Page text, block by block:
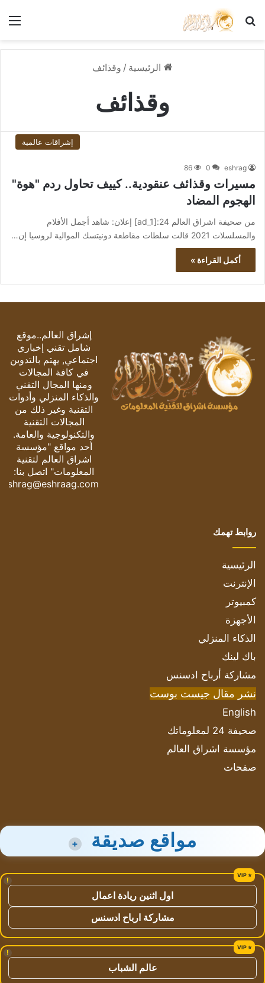
بحث عن
الرئيسية / وقذائف
وقذائف
إشراقات عالمية
eshrag
0
86
مسيرات وقذائف عنقودية.. كييف تحاول ردم "هوة"
الهجوم المضاد
من صحيفة اشراق العالم 24:[ad_1] إعلان: شاهد أجمل الأفلام
والمسلسلات 2021 قالت سلطات مقاطعة دونيتسك الموالية لروسيا إن…
أكمل القراءة »
إشراق العالم..موقع
شامل تقني إخباري
اجتماعي, يهتم بالتدوين
في كافة المجالات
ومنها المجال التقني
والذكاء المنزلي وأدوات
التقنية وغير ذلك من
المجالات التقنية
والتكنولوجية والعامة.
أحد مواقع "مؤسسة
اشراق العالم لتقنية
المعلومات" اتصل بنا:
eshrag@eshraag.com
روابط تهمك
الرئيسية
الإنترنت
كمبيوتر
الأجهزة
الذكاء المنزلي
باك لينك
مشاركة أرباح ادسنس
نشر مقال جيست بوست
English
صحيفة 24 لمعلوماتك
مؤسسة اشراق العالم
صفحات
مواقع صديقة +
!
اول اثنين ريادة اعمال
مشاركة ارباح ادسنس
!
عالم الشباب